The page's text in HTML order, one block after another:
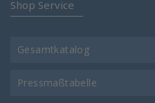
Shop Service
Gesamtkatalog
Pressmaßtabelle